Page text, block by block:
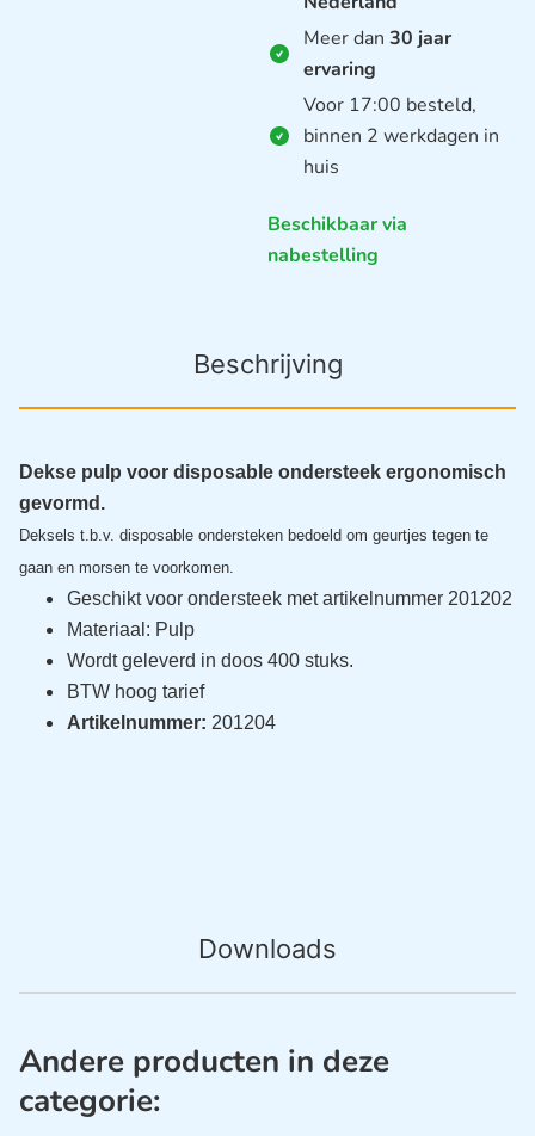
Meer dan 30 jaar
ervaring
Voor 17:00 besteld,
binnen 2 werkdagen in
huis
Beschikbaar via
nabestelling
Beschrijving
Downloads
Dekse pulp voor disposable ondersteek ergonomisch
gevormd.
Deksels t.b.v. disposable ondersteken bedoeld om geurtjes tegen te
gaan en morsen te voorkomen.
Geschikt voor ondersteek met artikelnummer 201202
Materiaal: Pulp
Wordt geleverd in doos 400 stuks.
BTW hoog tarief
Artikelnummer: 201204
Andere producten in deze
categorie: